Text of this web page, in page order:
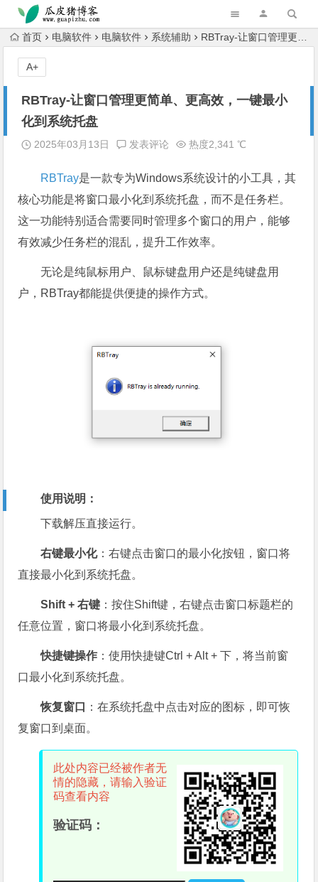
跳转到主内容
首页 电脑软件 电脑软件 系统辅助 RBTray-让窗口管理更简单、更高效，一键最小化到系统托盘
RBTray-让窗口管理更简单、更高效，一键最小
化到系统托盘
2025年03月13日 发表评论 热度2,341 ℃
RBTray是一款专为Windows系统设计的小工具，其
核心功能是将窗口最小化到系统托盘，而不是任务栏。
这一功能特别适合需要同时管理多个窗口的用户，能够
有效减少任务栏的混乱，提升工作效率。
无论是纯鼠标用户、鼠标键盘用户还是纯键盘用
户，RBTray都能提供便捷的操作方式。
使用说明：
下载解压直接运行。
右键最小化：右键点击窗口的最小化按钮，窗口将
直接最小化到系统托盘。
Shift + 右键 ：按住Shift键，右键点击窗口标题栏的
任意位置，窗口将最小化到系统托盘。
快捷键操作 ：使用快捷键Ctrl + Alt + 下，将当前窗
口最小化到系统托盘。
恢复窗口
：在系统托盘中点击对应的图标，即可恢
复窗口到桌面。
此处内容已经被作者无
情的隐藏，请输入验证
码查看内容
验证码：
A+